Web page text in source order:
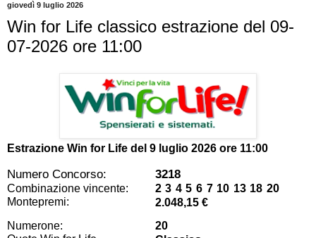
giovedì 9 luglio 2026
Win for Life classico estrazione del 09-
07-2026 ore 11:00
Estrazione Win for Life del 9 luglio 2026 ore 11:00
Numero Concorso: 3218
Combinazione vincente:
2 3 4 5 6 7 10 13 18 20
Montepremi:
2.048,15 €
Numerone:
20